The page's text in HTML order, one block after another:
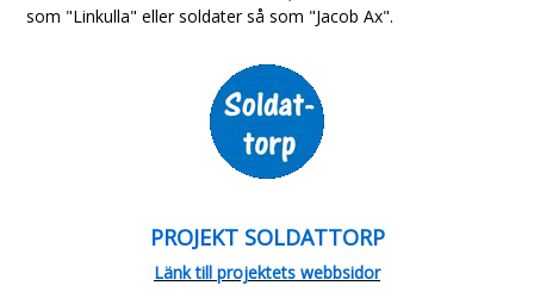
som "Linkulla" eller soldater så som "Jacob Ax".
PROJEKT SOLDATTORP
Länk till projektets webbsidor